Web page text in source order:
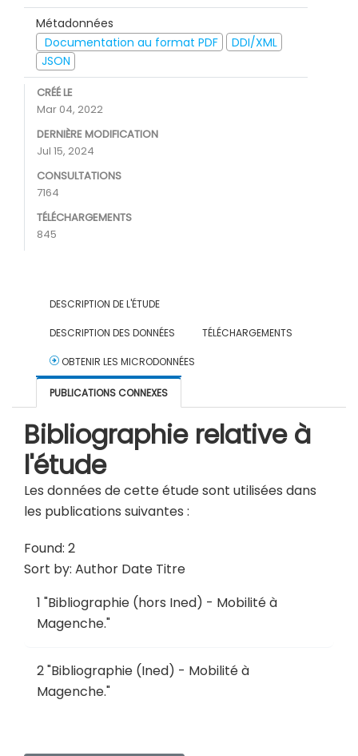
Métadonnées
Documentation au format PDF
DDI/XML
JSON
CRÉÉ LE
Mar 04, 2022
DERNIÈRE MODIFICATION
Jul 15, 2024
CONSULTATIONS
7164
TÉLÉCHARGEMENTS
845
DESCRIPTION DE L'ÉTUDE
DESCRIPTION DES DONNÉES TÉLÉCHARGEMENTS
OBTENIR LES MICRODONNÉES
PUBLICATIONS CONNEXES
Bibliographie relative à
l'étude
Les données de cette étude sont utilisées dans
les publications suivantes :
Found: 2
Sort by: Author Date Titre
1 "Bibliographie (hors Ined) - Mobilité à
Magenche."
2"Bibliographie (Ined) - Mobilité à
Magenche."